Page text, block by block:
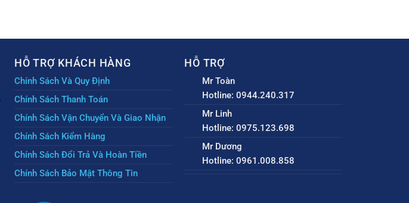
HỖ TRỢ KHÁCH HÀNG
Chính Sách Và Quy Định
Chính Sách Thanh Toán
Chính Sách Vận Chuyển Và Giao Nhận
Chính Sách Kiểm Hàng
Chính Sách Đổi Trả Và Hoàn Tiền
Chính Sách Bảo Mật Thông Tin
HỖ TRỢ
Mr Toàn
Hotline: 0944.240.317
Mr Linh
Hotline: 0975.123.698
Mr Dương
Hotline: 0961.008.858